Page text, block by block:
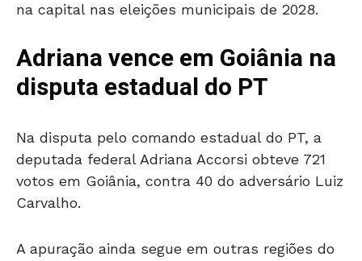
na capital nas eleições municipais de 2028.
Adriana vence em Goiânia na
disputa estadual do PT
Na disputa pelo comando estadual do PT, a
deputada federal Adriana Accorsi obteve 721
votos em Goiânia, contra 40 do adversário Luiz
Carvalho.
A apuração ainda segue em outras regiões do